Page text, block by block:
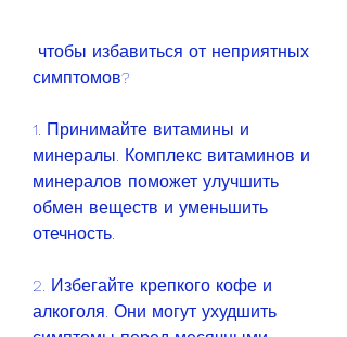
симптомов?
1. Принимайте витамины и
минералы. Комплекс витаминов и
минералов поможет улучшить
обмен веществ и уменьшить
отечность.
2. Избегайте крепкого кофе и
алкоголя. Они могут ухудшить